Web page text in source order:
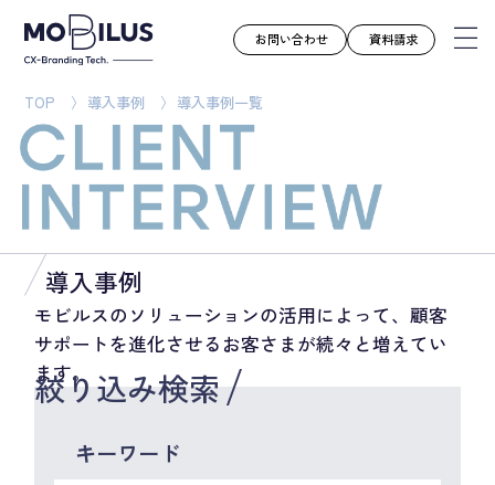
モビルスとは
サービス
導入事例
ユースケース
お知らせ
セミナー
お役立ち資料
採用情報
お問い合わせ 資料請求
TOP 導入事例 導入事例一覧
導入事例
モビルスのソリューションの活用によって、顧客
サポートを進化させるお客さまが続々と増えてい
ます。
絞り込み検索
キーワード